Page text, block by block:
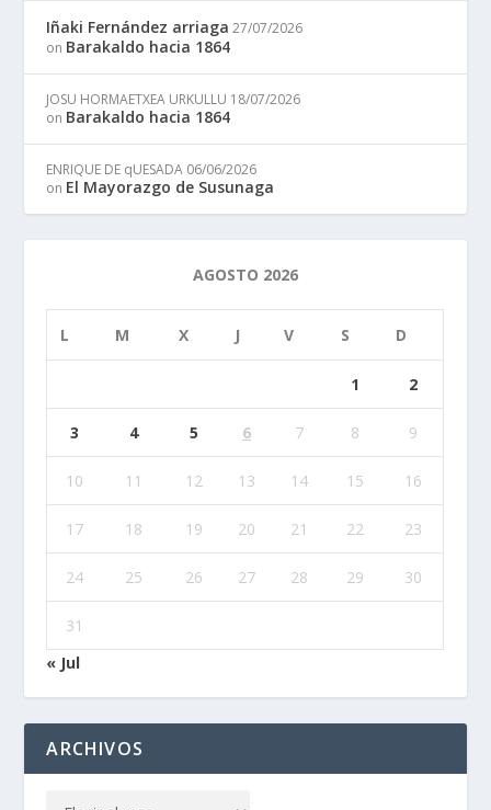
Iñaki Fernández arriaga 27/07/2026
on Barakaldo hacia 1864
JOSU HORMAETXEA URKULLU 18/07/2026
on Barakaldo hacia 1864
ENRIQUE DE qUESADA 06/06/2026
on El Mayorazgo de Susunaga
AGOSTO 2026
L M X J V S D
1 2
3 4 5 6 7 8 9
10 11 12 13 14 15 16
17 18 19 20 21 22 23
24 25 26 27 28 29 30
31
« Jul
ARCHIVOS